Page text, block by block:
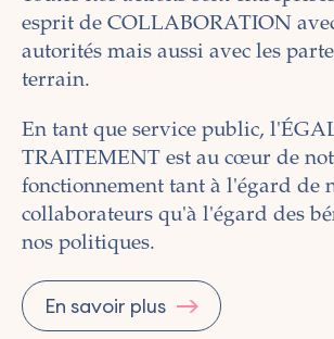
esprit de COLLABORATION
autorités mais aussi avec les
terrain.
En tant que service public,
TRAITEMENT est au cœur de
fonctionnement tant à l'égard de
collaborateurs qu'à l'égard des
nos politiques.
En savoir plus